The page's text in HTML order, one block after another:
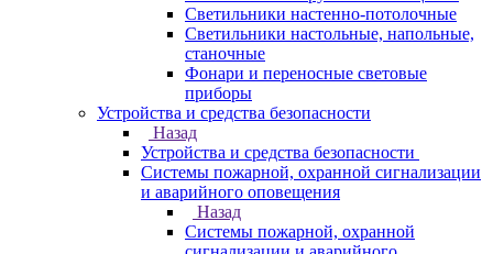
Светильники настенно-потолочные
Светильники настольные, напольные,
станочные
Фонари и переносные световые
приборы
Устройства и средства безопасности
Назад
Устройства и средства безопасности
Системы пожарной, охранной сигнализации
и аварийного оповещения
Назад
Системы пожарной, охранной